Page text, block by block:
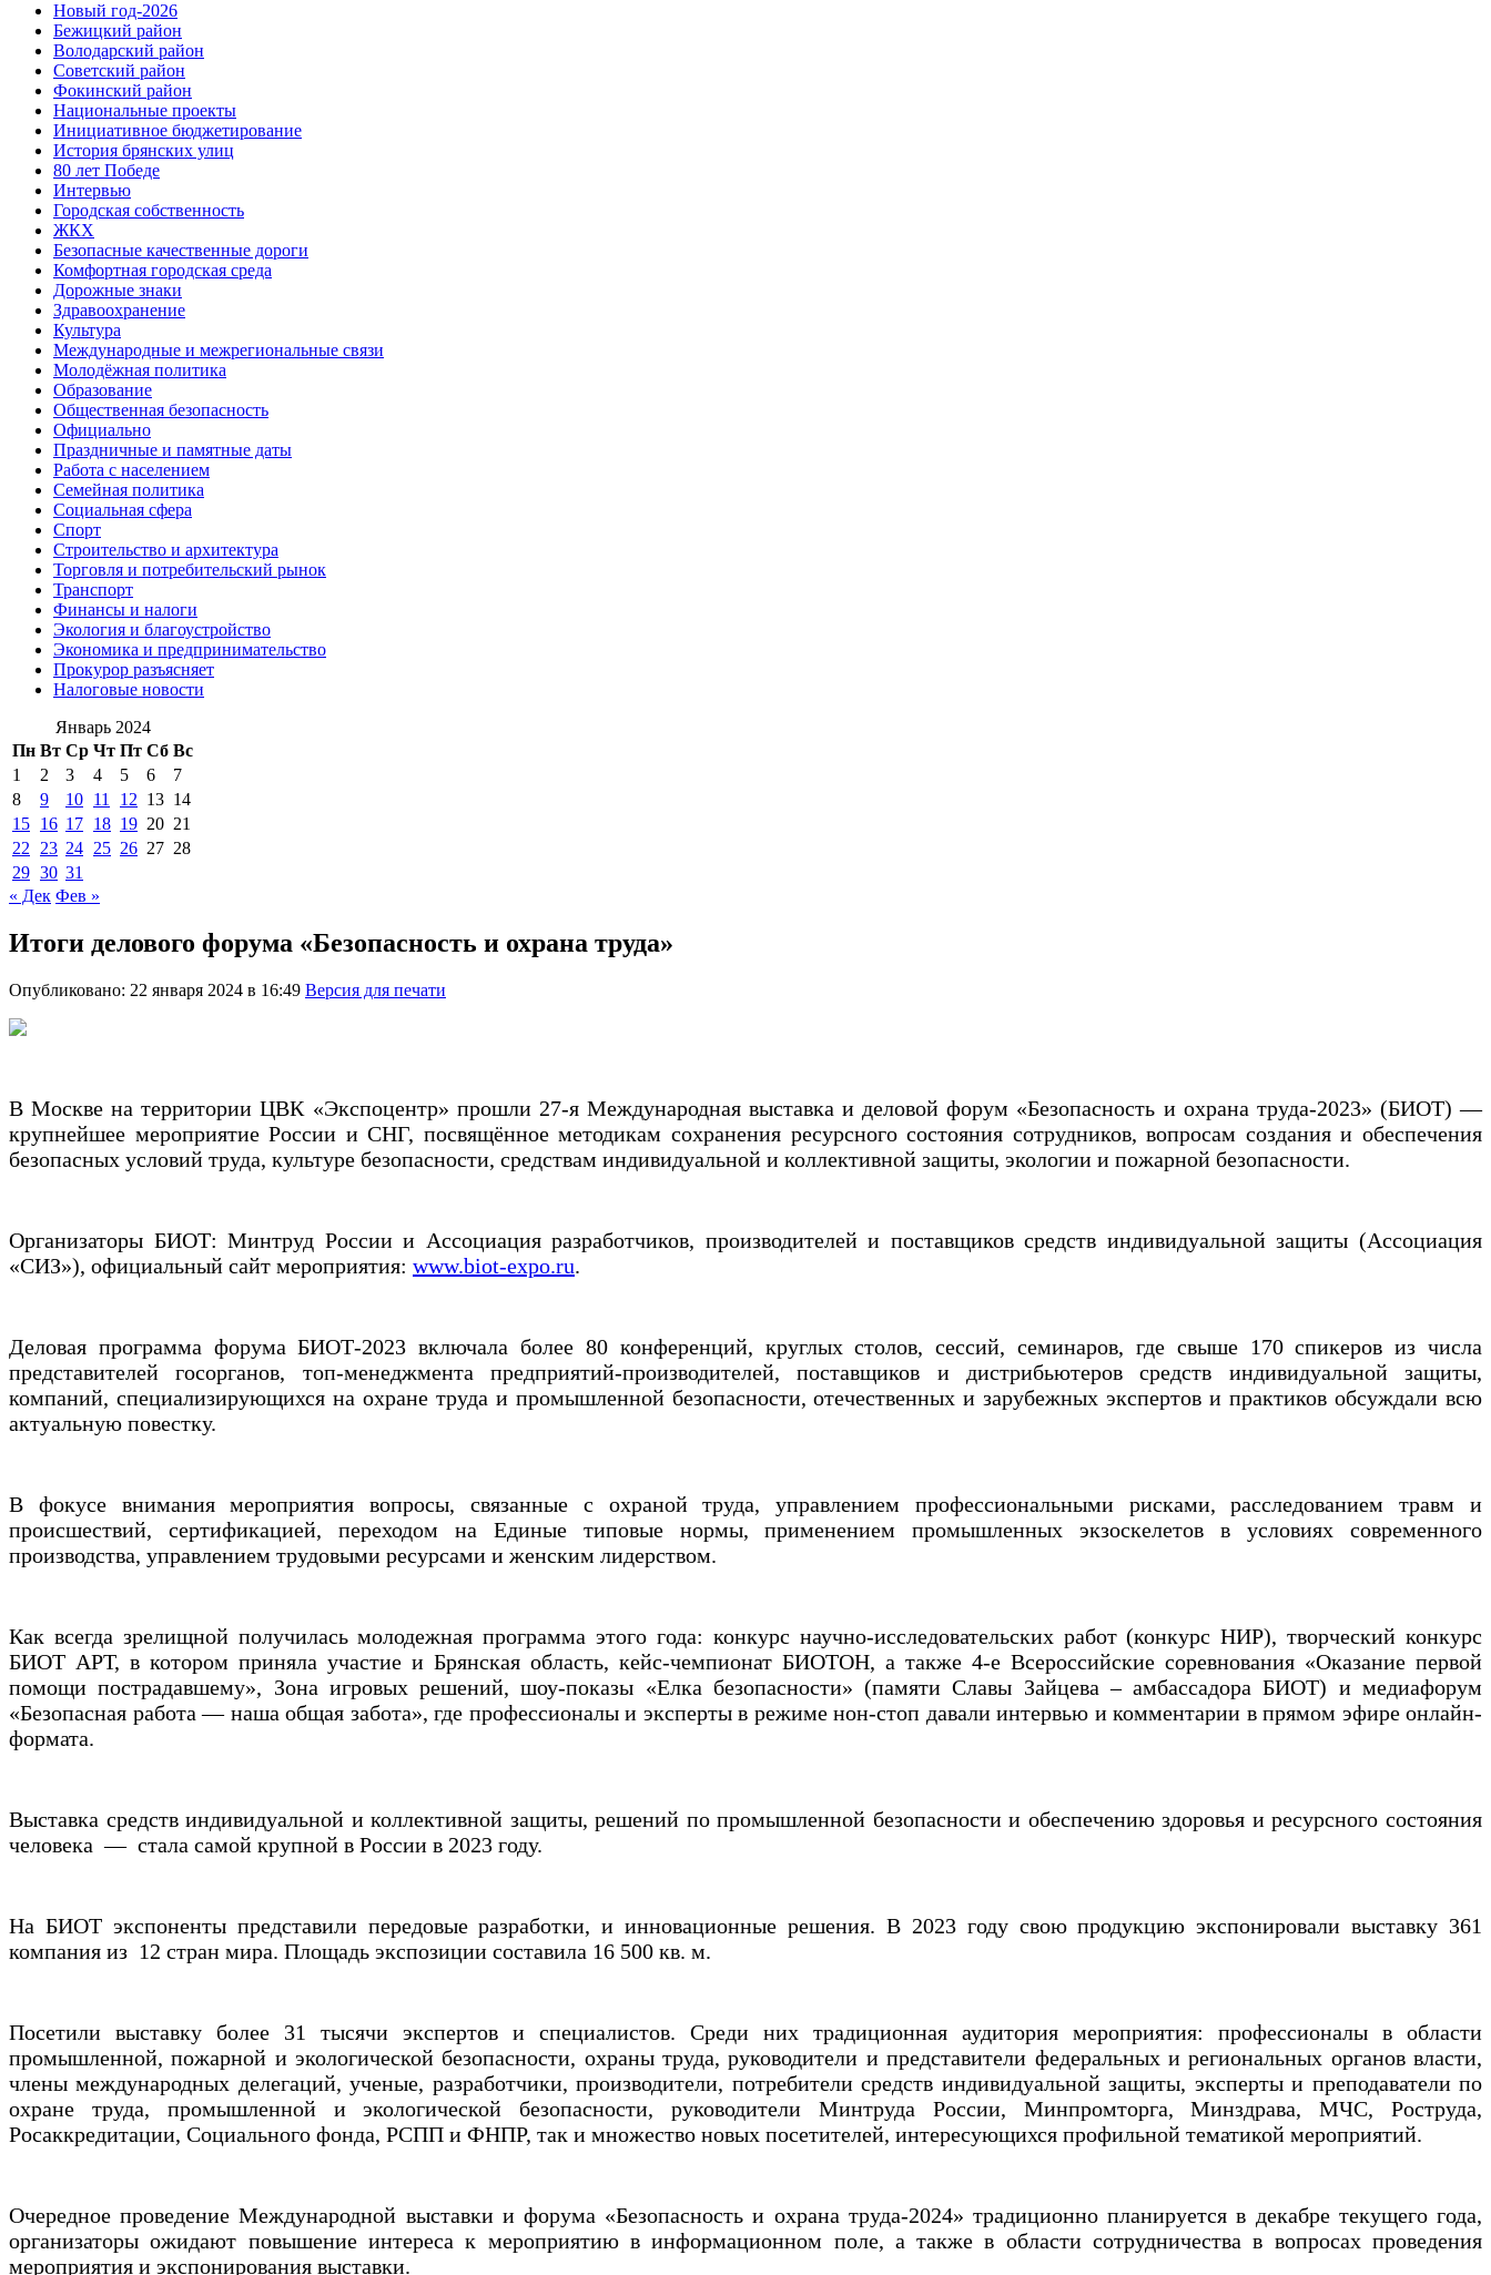
Новый год-2026
Бежицкий район
Володарский район
Советский район
Фокинский район
Национальные проекты
Инициативное бюджетирование
История брянских улиц
80 лет Победе
Интервью
Городская собственность
ЖКХ
Безопасные качественные дороги
Комфортная городская среда
Дорожные знаки
Здравоохранение
Культура
Международные и межрегиональные связи
Молодёжная политика
Образование
Общественная безопасность
Официально
Праздничные и памятные даты
Работа с населением
Семейная политика
Социальная сфера
Спорт
Строительство и архитектура
Торговля и потребительский рынок
Транспорт
Финансы и налоги
Экология и благоустройство
Экономика и предпринимательство
Прокурор разъясняет
Налоговые новости
Январь 2024
Пн Вт Ср Чт Пт Сб Вс
1
2 3 4 5 6
7
8
9 10 11 12 13 14
15 16 17 18 19 20 21
22
23 24 25 26 27 28
29 30 31
« Дек Фев »
Итоги делового форума «Безопасность и охрана труда»
Опубликовано: 22 января 2024 в 16:49 Версия для печати
В Москве на территории ЦВК «Экспоцентр» прошли 27-я Международная выставка и деловой форум «Безопасность и охрана труда-2023» (БИОТ) —
крупнейшее мероприятие России и СНГ, посвящённое методикам сохранения ресурсного состояния сотрудников, вопросам создания и обеспечения
безопасных условий труда, культуре безопасности, средствам индивидуальной и коллективной защиты, экологии и пожарной безопасности.
Организаторы БИОТ: Минтруд России и Ассоциация разработчиков, производителей и поставщиков средств индивидуальной защиты (Ассоциация
«СИЗ»), официальный сайт мероприятия: www.biot-expo.ru.
Деловая программа форума БИОТ-2023 включала более 80 конференций, круглых столов, сессий, семинаров, где свыше 170 спикеров из числа
представителей госорганов, топ-менеджмента предприятий-производителей, поставщиков и дистрибьютеров средств индивидуальной защиты,
компаний, специализирующихся на охране труда и промышленной безопасности, отечественных и зарубежных экспертов и практиков обсуждали всю
актуальную повестку.
В фокусе внимания мероприятия вопросы, связанные с охраной труда, управлением профессиональными рисками, расследованием травм и
происшествий, сертификацией, переходом на Единые типовые нормы, применением промышленных экзоскелетов в условиях современного
производства, управлением трудовыми ресурсами и женским лидерством.
Как всегда зрелищной получилась молодежная программа этого года: конкурс научно-исследовательских работ (конкурс НИР), творческий конкурс
БИОТ АРТ, в котором приняла участие и Брянская область, кейс-чемпионат БИОТОН, а также 4-е Всероссийские соревнования «Оказание первой
помощи пострадавшему», Зона игровых решений, шоу-показы «Елка безопасности» (памяти Славы Зайцева – амбассадора БИОТ) и медиафорум
«Безопасная работа — наша общая забота», где профессионалы и эксперты в режиме нон-стоп давали интервью и комментарии в прямом эфире онлайн-
формата.
Выставка средств индивидуальной и коллективной защиты, решений по промышленной безопасности и обеспечению здоровья и ресурсного состояния
человека — стала самой крупной в России в 2023 году.
На БИОТ экспоненты представили передовые разработки, и инновационные решения. В 2023 году свою продукцию экспонировали выставку 361
компания из 12 стран мира. Площадь экспозиции составила 16 500 кв. м.
Посетили выставку более 31 тысячи экспертов и специалистов. Среди них традиционная аудитория мероприятия: профессионалы в области
промышленной, пожарной и экологической безопасности, охраны труда, руководители и представители федеральных и региональных органов власти,
члены международных делегаций, ученые, разработчики, производители, потребители средств индивидуальной защиты, эксперты и преподаватели по
охране труда, промышленной и экологической безопасности, руководители Минтруда России, Минпромторга, Минздрава, МЧС, Роструда,
Росаккредитации, Социального фонда, РСПП и ФНПР, так и множество новых посетителей, интересующихся профильной тематикой мероприятий.
Очередное проведение Международной выставки и форума «Безопасность и охрана труда-2024» традиционно планируется в декабре текущего года,
организаторы ожидают повышение интереса к мероприятию в информационном поле, а также в области сотрудничества в вопросах проведения
мероприятия и экспонирования выставки.